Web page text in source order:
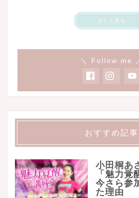
詳しく見る
＼ Follow me
おすすめ記事
小田桐あ
「魅力覚
今さら参
た理由